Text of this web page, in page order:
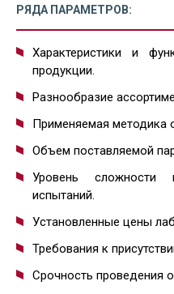
РЯДА ПАРАМЕТРОВ:
Характеристики и
продукции.
Разнообразие
Применяемая методика
Объем поставляемой
Уровень сложности
испытаний.
Установленные цены
Требования к
Срочность проведения